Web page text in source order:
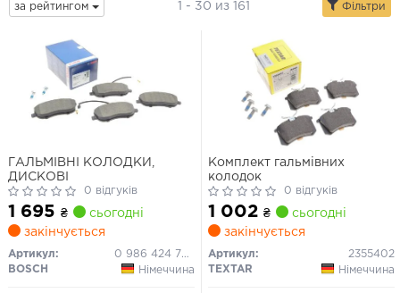
за рейтингом 1 - 30 из 161 Фільтри
ГАЛЬМІВНІ КОЛОДКИ,
ДИСКОВІ
0 відгуків
1 695 ₴
сьогодні
закінчується
Артикул:
0 986 424 789
BOSCH
Німеччина
Комплект гальмівних
колодок
0 відгуків
1 002 ₴
сьогодні
закінчується
Артикул:
2355402
TEXTAR
Німеччина